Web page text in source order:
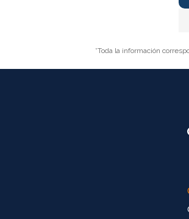
*Toda la información